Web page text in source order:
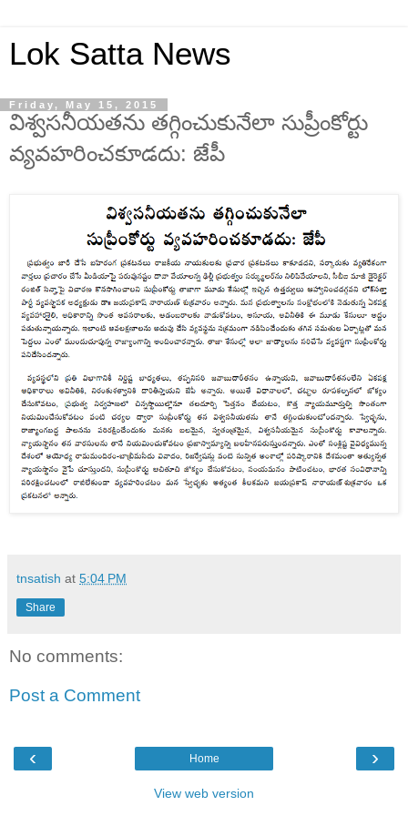
Lok Satta News
Friday, May 15, 2015
విశ్వసనీయతను తగ్గించుకునేలా సుప్రీంకోర్టు
వ్యవహరించకూడదు: జేపీ
tnsatish at 5:04 PM
Share
No comments:
Post a Comment
‹ ›
Home
View web version